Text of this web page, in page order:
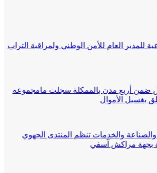
للمدير العام للأمن الوطني ولمراقبة التراب
ضمن أربع مدن بالممكلة سجلت مامجموعه
والخدمات تنظم المنتدى الجهوي
بجهة مراكش آسفي